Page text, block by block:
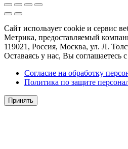
Сайт использует cookie и сервис
Метрика, предоставляемый
119021, Россия, Москва, ул. Л.
Оставаясь у нас, Вы соглашаетесь
Согласие на обработку
Политика по защите
Принять